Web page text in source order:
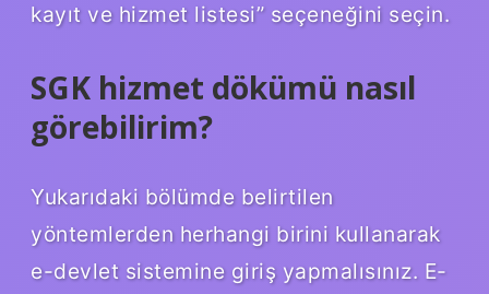
kayıt ve hizmet listesi” seçeneğini seçin.
SGK hizmet dökümü nasıl
görebilirim?
Yukarıdaki bölümde belirtilen
yöntemlerden herhangi birini kullanarak
e-devlet sistemine giriş yapmalısınız. E-